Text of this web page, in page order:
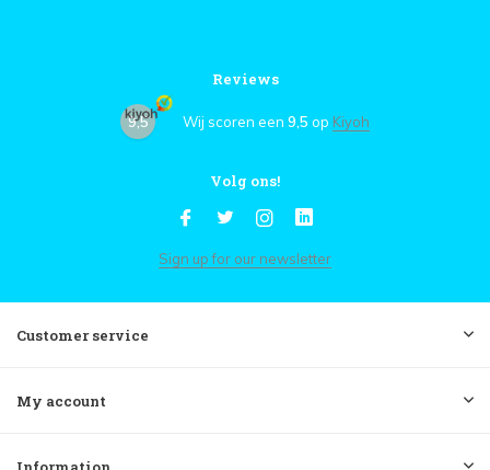
Reviews
9,5 Wij scoren een 9,5 op Kiyoh
Volg ons!
Sign up for our newsletter
Customer service
My account